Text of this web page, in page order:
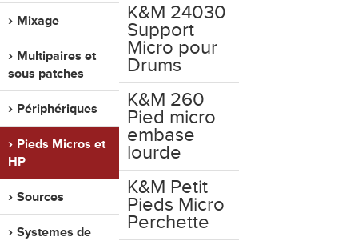
Mixage
Multipaires et
sous patches
Périphériques
Pieds Micros et
HP
Sources
Systemes de
K&M 24030
Support
Micro pour
Drums
K&M 260
Pied micro
embase
lourde
K&M Petit
Pieds Micro
Perchette